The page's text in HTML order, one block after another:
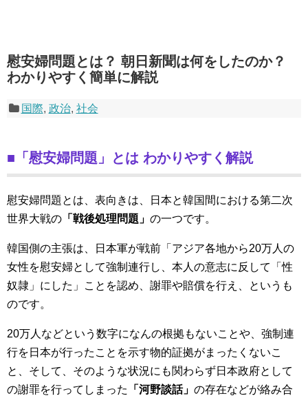
慰安婦問題とは？ 朝日新聞は何をしたのか？
わかりやすく簡単に解説
国際, 政治, 社会
■「慰安婦問題」とは わかりやすく解説
慰安婦問題とは、表向きは、日本と韓国間における第二次
世界大戦の 「戦後処理問題」 の一つです。
韓国側の主張は、日本軍が戦前「アジア各地から20万人の
女性を慰安婦として強制連行し、本人の意志に反して「性
奴隷」にした」ことを認め、謝罪や賠償を行え、というも
のです。
20万人などという数字になんの根拠もないことや、強制連
行を日本が行ったことを示す物的証拠がまったくないこ
と、そして、そのような状況にも関わらず日本政府として
の謝罪を行ってしまった
「河野談話」 の存在などが絡み合